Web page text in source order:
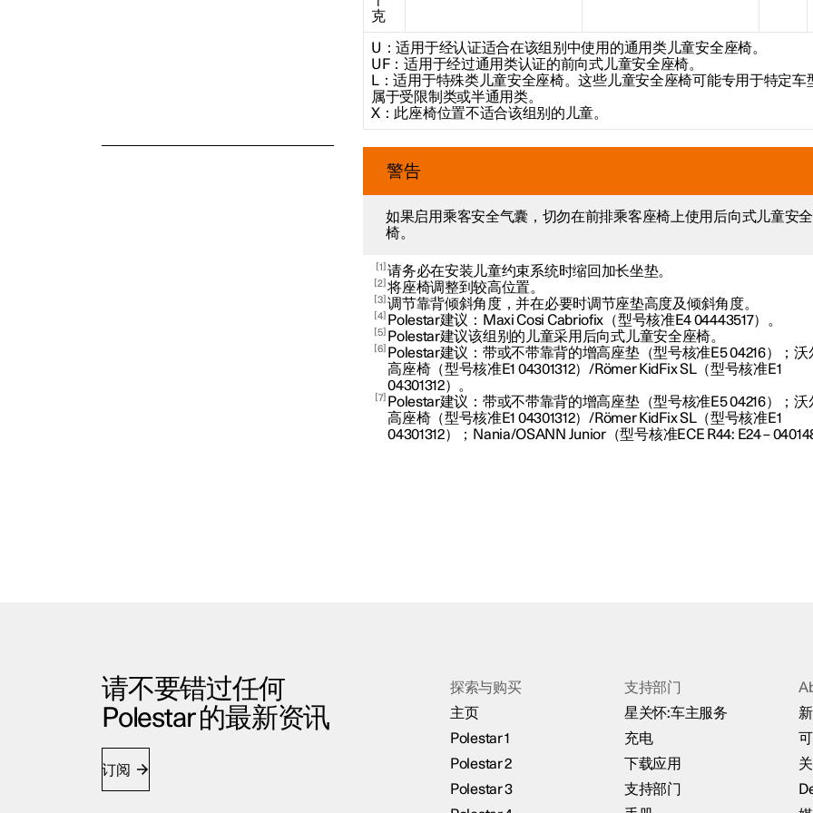
克
U：适用于经认证适合在该组别中使用的通用类儿童安全座椅。
UF：适用于经过通用类认证的前向式儿童安全座椅。
L：适用于特殊类儿童安全座椅。这些儿童安全座椅可能专用于特定车
属于受限制类或半通用类。
X：此座椅位置不适合该组别的儿童。
警告
如果启用乘客安全气囊，切勿在前排乘客座椅上使用后向式儿童安
椅。
1 请务必在安装儿童约束系统时缩回加长坐垫。
2 将座椅调整到较高位置。
3 调节靠背倾斜角度，并在必要时调节座垫高度及倾斜角度。
4 Polestar建议：Maxi Cosi Cabriofix（型号核准E4 04443517）。
5 Polestar建议该组别的儿童采用后向式儿童安全座椅。
6
Polestar建议：带或不带靠背的增高座垫（型号核准E5 04216）；沃
高座椅（型号核准E1 04301312）/Römer KidFix SL（型号核准E1
04301312）。
7
Polestar建议：带或不带靠背的增高座垫（型号核准E5 04216）；沃
高座椅（型号核准E1 04301312）/Römer KidFix SL（型号核准E1
04301312）；Nania/OSANN Junior（型号核准ECE R44: E24 –
请不要错过任何
Polestar 的最新资讯
订阅
探索与购买
主页
Polestar 1
Polestar 2
Polestar 3
支持部门
星关怀:车主服务
充电
下载应用
支持部门